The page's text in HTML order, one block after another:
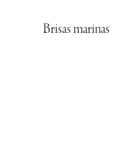
Brisas marinas